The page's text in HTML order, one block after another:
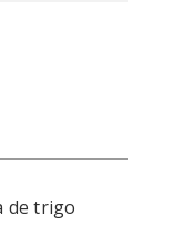
de trigo